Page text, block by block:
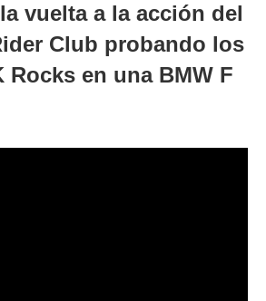
vuelta a la acción del
Club probando los
Rocks en una BMW F